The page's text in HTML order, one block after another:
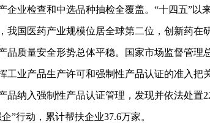
企业检查和中选品种抽检全覆盖。“十四五”以
我国医药产业规模位居全球第二位，创新药在
品质量安全形势总体平稳。国家市场监督管理
工业产品生产许可和强制性产品认证的准入把
品纳入强制性产品认证管理，发现并依法处置
”行动，累计帮扶企业37.6万家。